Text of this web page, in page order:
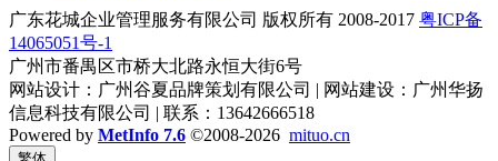
广东花城企业管理服务有限公司 版权所有 2008-2017 粤ICP备
14065051号-1
广州市番禺区市桥大北路永恒大街6号
网站设计：广州谷夏品牌策划有限公司 | 网站建设：广州华扬
信息科技有限公司 | 联系：13642666518
Powered by MetInfo 7.6 ©2008-2026 mituo.cn